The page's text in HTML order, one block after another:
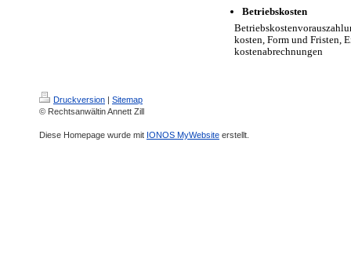
Betriebskosten
kosten, Form und Fristen,
kostenabrechnungen
Druckversion | Sitemap
© Rechtsanwältin Annett Zill
Diese Homepage wurde mit IONOS MyWebsite erstellt.